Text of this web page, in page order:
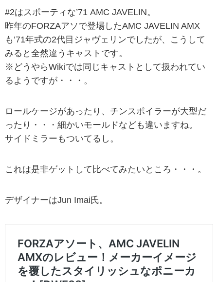
#2はスポーティな’71 AMC JAVELIN。
昨年のFORZAアソで登場したAMC JAVELIN AMX
も’71年式の2代目ジャヴェリンでしたが、こうして
みると全然違うキャストです。
※どうやらWikiでは同じキャストとして扱われてい
るようですが・・・。
ロールケージがあったり、チンスポイラーが大型だ
ったり・・・細かいモールドなども違いますね。
サイドミラーもついてるし。
これは是非ゲットして比べてみたいところ・・・。
デザイナーはJun Imai氏。